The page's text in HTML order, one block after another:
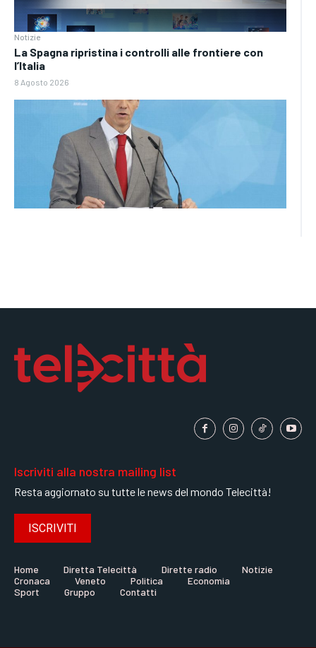
Notizie
La Spagna ripristina i controlli alle frontiere con
l’Italia
8 Agosto 2026
Iscriviti alla nostra mailing list
Resta aggiornato su tutte le news del mondo Telecittà!
ISCRIVITI
Home Diretta Telecittà Dirette radio
Notizie
Cronaca
Veneto Politica
Economia
Sport
Gruppo Contatti